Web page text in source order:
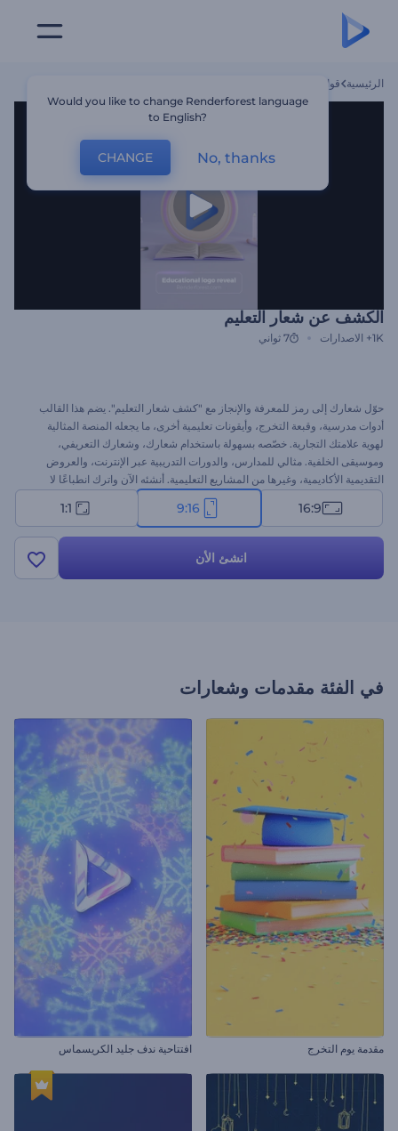
الرئيسية قوالب
الكشف عن شعار التعليم
1K+ الاصدارات 7 ثواني
حوّل شعارك إلى رمز للمعرفة والإنجاز مع "كشف شعار التعليم". يضم هذا القالب
أدوات مدرسية، وقبعة التخرج، وأيقونات تعليمية أخرى، ما يجعله المنصة المثالية
لهوية علامتك التجارية. خصّصه بسهولة باستخدام شعارك، وشعارك التعريفي،
وموسيقى الخلفية. مثالي للمدارس، والدورات التدريبية عبر الإنترنت، والعروض
التقديمية الأكاديمية، وغيرها من المشاريع التعليمية. أنشئه الآن واترك انطباعًا لا
يُنسى لدى الطلاب، والمعلمين، وجمهورك!
16:9
9:16
1:1
انشئ الأن
في الفئة مقدمات وشعارات
مقدمة يوم التخرج افتتاحية ندف جليد الكريسماس
Would you like to change Renderforest language
to English?
CHANGE No, thanks